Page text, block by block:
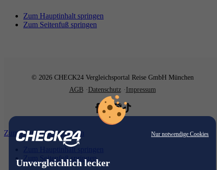
Nur notwendige Cookies
Unvergleichlich lecker
Zum Hauptinhalt springen
Zum Seitenfuß springen
© 2026 CHECK24 Vergleichsportal Reise GmbH München
AGB
Datenschutz Impressum
Zum Hauptinhalt springen
Zum Hauptinhalt springen
Zum Seitenfuß springen